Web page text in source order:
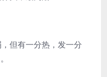
但有一分热，发一分